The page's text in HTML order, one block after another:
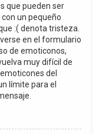
que pueden ser
un pequeño
:( denota tristeza.
en el formulario
de emoticonos,
muy difícil de
del
límite para el